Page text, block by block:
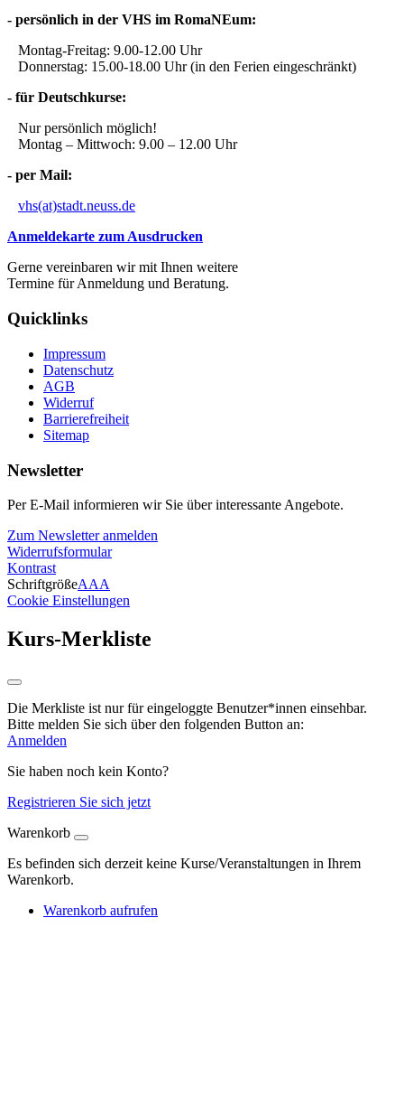
- persönlich in der VHS im RomaNEum:
Montag-Freitag: 9.00-12.00 Uhr
Donnerstag: 15.00-18.00 Uhr (in den Ferien eingeschränkt)
- für Deutschkurse:
Nur persönlich möglich!
Montag – Mittwoch: 9.00 – 12.00 Uhr
- per Mail:
vhs(at)stadt.neuss.de
Anmeldekarte zum Ausdrucken
Gerne vereinbaren wir mit Ihnen weitere
Termine für Anmeldung und Beratung.
Quicklinks
Impressum
Datenschutz
AGB
Widerruf
Barrierefreiheit
Sitemap
Newsletter
Per E-Mail informieren wir Sie über interessante Angebote.
Zum Newsletter anmelden
Widerrufsformular
Kontrast
SchriftgrößeAAA
Cookie Einstellungen
Kurs-Merkliste
Die Merkliste ist nur für eingeloggte Benutzer*innen einsehbar.
Bitte melden Sie sich über den folgenden Button an:
Anmelden
Sie haben noch kein Konto?
Registrieren Sie sich jetzt
Warenkorb
Es befinden sich derzeit keine Kurse/Veranstaltungen in Ihrem
Warenkorb.
Warenkorb aufrufen